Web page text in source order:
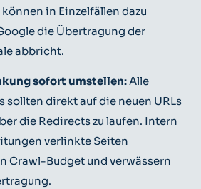
in Einzelfällen dazu
die Übertragung der
abbricht.
sofort umstellen:Alle
sollten direkt auf die neuen URLs
die Redirects zu laufen. Intern
verlinkte Seiten
Crawl-Budget und verwässern